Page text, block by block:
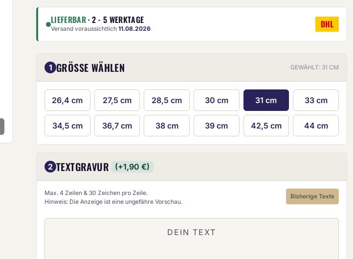
Die Anzeige ist eine ungefähre Vorschau.
LIEFERBAR· 2 - 5 WERKTAGE
Versand voraussichtlich 11.08.2026 DHL
1 GRÖSSE WÄHLEN GEWÄHLT: 31 CM
26,4 cm 27,5 cm 28,5 cm 30 cm 31 cm 33 cm
34,5 cm 36,7 cm 38 cm 39 cm 42,5 cm 44 cm
2 TEXTGRAVUR (+1,90 €)
Max. 4 Zeilen & 30 Zeichen pro Zeile.
Hinweis: Die Anzeige ist eine ungefähre Vorschau.
Bisherige Texte